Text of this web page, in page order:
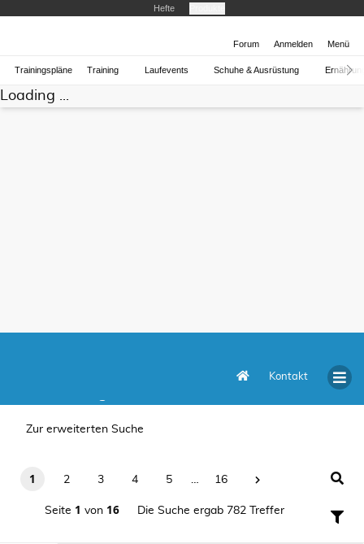
Hefte
Forum Anmelden Menü
Trainingspläne Training Laufevents Schuhe & Ausrüstung
Loading ...
Kontakt
Zur erweiterten Suche
1 2 3 4 5 … 16
Seite 1 von 16 Die Suche ergab 782 Treffer